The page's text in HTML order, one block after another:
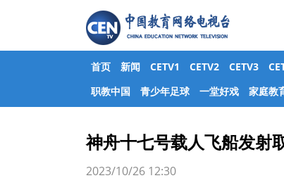
首页 新闻 CETV1 CETV2 CETV3
职教中国
青少年足球 一堂好戏 家庭教
神舟十七号载人飞船发射
2023/10/26 12:30